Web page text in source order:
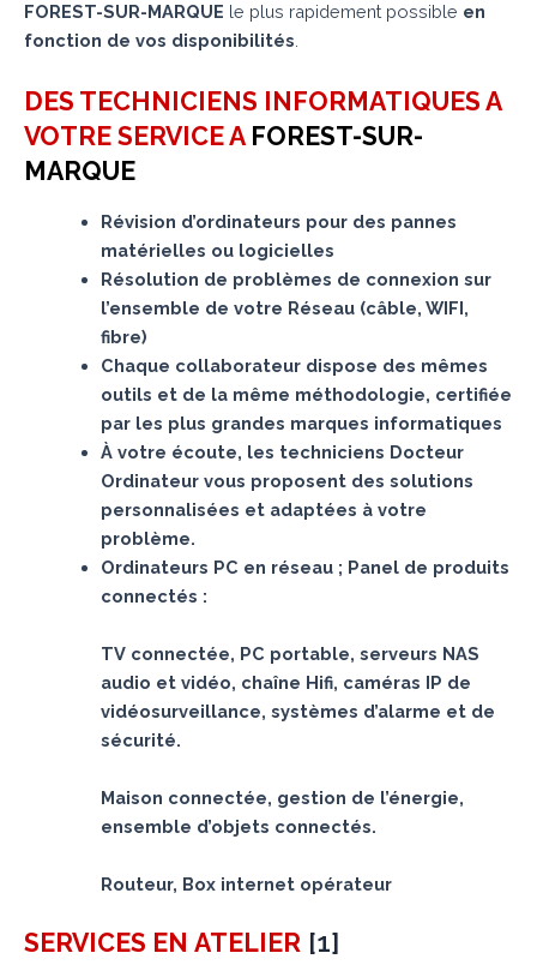
FOREST-SUR-MARQUE le plus rapidement possible en
fonction de vos disponibilités.
DES TECHNICIENS INFORMATIQUES A
VOTRE SERVICE A FOREST-SUR-
MARQUE
Révision d’ordinateurs pour des pannes
matérielles ou logicielles
Résolution de problèmes de connexion sur
l’ensemble de votre Réseau (câble, WIFI,
fibre)
Chaque collaborateur dispose des mêmes
outils et de la même méthodologie, certifiée
par les plus grandes marques informatiques
À votre écoute, les techniciens Docteur
Ordinateur vous proposent des solutions
personnalisées et adaptées à votre
problème.
Ordinateurs PC en réseau ; Panel de produits
connectés :
TV connectée, PC portable, serveurs NAS
audio et vidéo, chaîne Hifi, caméras IP de
vidéosurveillance, systèmes d’alarme et de
sécurité.
Maison connectée, gestion de l’énergie,
ensemble d’objets connectés.
Routeur, Box internet opérateur
SERVICES EN ATELIER [1]